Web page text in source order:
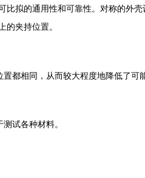
拟的通用性和可靠性。对称的外壳
的夹持位置。
相同，从而较大程度地降低了可
试各种材料。